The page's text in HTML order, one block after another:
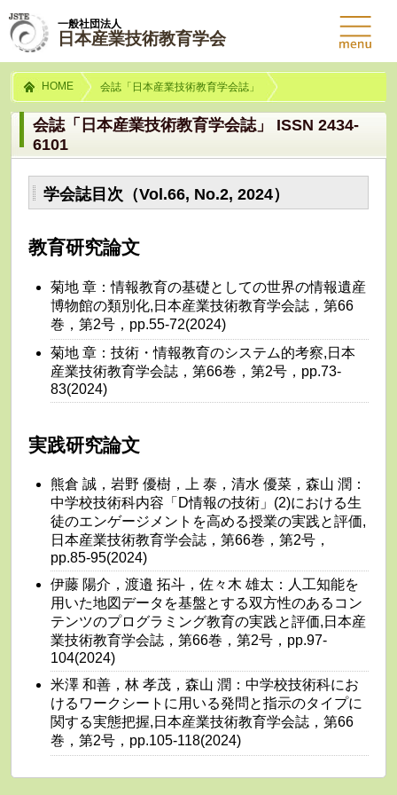
一般社団法人
日本産業技術教育学会
HOME 会誌「日本産業技術教育学会誌」
会誌「日本産業技術教育学会誌」 ISSN 2434-
6101
学会誌目次（Vol.66, No.2, 2024）
教育研究論文
菊地 章：情報教育の基礎としての世界の情報遺産
博物館の類別化,日本産業技術教育学会誌，第66
巻，第2号，pp.55-72(2024)
菊地 章：技術・情報教育のシステム的考察,日本
産業技術教育学会誌，第66巻，第2号，pp.73-
83(2024)
実践研究論文
熊倉 誠，岩野 優樹，上 泰，清水 優菜，森山 潤：
中学校技術科内容「D情報の技術」(2)における生
徒のエンゲージメントを高める授業の実践と評価,
日本産業技術教育学会誌，第66巻，第2号，
pp.85-95(2024)
伊藤 陽介，渡邉 拓斗，佐々木 雄太：人工知能を
用いた地図データを基盤とする双方性のあるコン
テンツのプログラミング教育の実践と評価,日本産
業技術教育学会誌，第66巻，第2号，pp.97-
104(2024)
米澤 和善，林 孝茂，森山 潤：中学校技術科にお
けるワークシートに用いる発問と指示のタイプに
関する実態把握,日本産業技術教育学会誌，第66
巻，第2号，pp.105-118(2024)